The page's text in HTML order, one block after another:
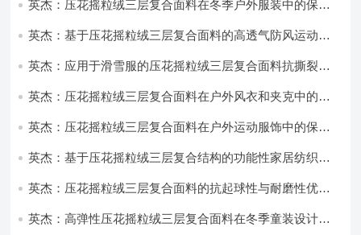
英杰：压花摇粒绒三层复合面料在冬季户外服装中的保暖
英杰：基于压花摇粒绒三层复合面料的高透气防风运动服
英杰：应用于滑雪服的压花摇粒绒三层复合面料抗撕裂与
英杰：压花摇粒绒三层复合面料在户外风衣和夹克中的应
英杰：压花摇粒绒三层复合面料在户外运动服饰中的保暖
英杰：基于压花摇粒绒三层复合结构的功能性家居纺织品
英杰：压花摇粒绒三层复合面料的抗起球性与耐磨性优化
英杰：高弹性压花摇粒绒三层复合面料在冬季童装设计中